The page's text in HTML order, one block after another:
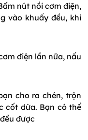
nút nồi cơm điện,
vào khuấy đều, khi
điện lần nữa, nấu
cho ra chén, trộn
cốt dừa. Bạn có thể
được